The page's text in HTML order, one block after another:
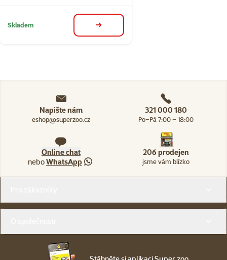
Skladem detail
Napište nám
eshop@superzoo.cz
321 000 180
Po–Pá 7:00 – 18:00
Online chat
neboWhatsApp
206 prodejen
jsme vám blízko